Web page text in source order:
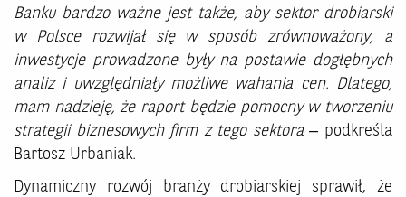
Banku bardzo ważne jest także, aby sektor drobiarski
w Polsce rozwijał się w sposób zrównoważony, a
inwestycje prowadzone były na postawie dogłębnych
analiz i uwzględniały możliwe wahania cen. Dlatego,
mam nadzieję, że raport będzie pomocny w tworzeniu
strategii biznesowych firm z tego sektora– podkreśla
Bartosz Urbaniak.
Dynamiczny rozwój branży drobiarskiej sprawił, że